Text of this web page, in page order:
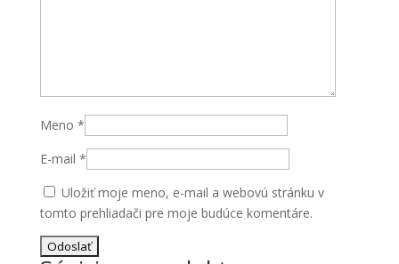
Meno *
E-mail *
Uložiť moje meno, e-mail a webovú stránku v
tomto prehliadači pre moje budúce komentáre.